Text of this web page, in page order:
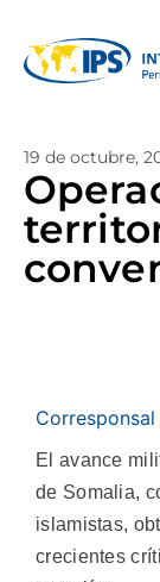
19 de octubre,
Corresponsal
El avance
de Somalia,
islamistas,
crecientes